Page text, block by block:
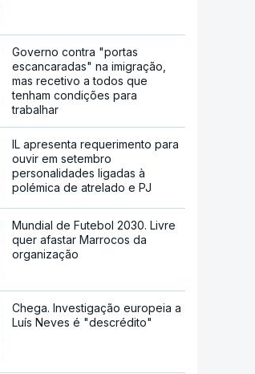
Governo contra "portas
escancaradas" na imigração,
mas recetivo a todos que
tenham condições para
trabalhar
IL apresenta requerimento para
ouvir em setembro
personalidades ligadas à
polémica de atrelado e PJ
Mundial de Futebol 2030. Livre
quer afastar Marrocos da
organização
Chega. Investigação europeia a
Luís Neves é "descrédito"